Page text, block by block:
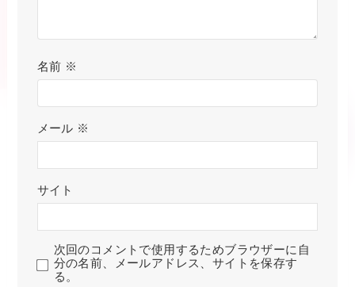
名前 ※
メール ※
サイト
次回のコメントで使用するためブラウザーに自
分の名前、メールアドレス、サイトを保存す
る。